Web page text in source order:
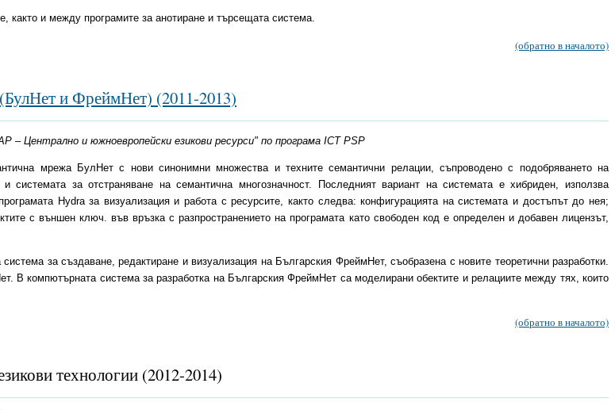
както и между програмите за анотиране и търсещата система.
(обратно в началото)
и ФреймНет) (2011-2013)
Централно и южноевропейски езикови ресурси" по програма ICT PSP
мрежа БулНет с нови синонимни множества и техните семантични релации, съпроводено с подобряването на
системата за отстраняване на семантична многозначност. Последният вариант на системата е хибриден, използва
Hydra за визуализация и работа с ресурсите, както следва: конфигурацията на системата и достъпът до нея;
с външен ключ. във връзка с разпространението на програмата като свободен код е определен и добавен лицензът,
за създаване, редактиране и визуализация на Българския ФреймНет, съобразена с новите теоретични разработки.
В компютърната система за разработка на Българския ФреймНет са моделирани обектите и релациите между тях, които
(обратно в началото)
технологии (2012-2014)